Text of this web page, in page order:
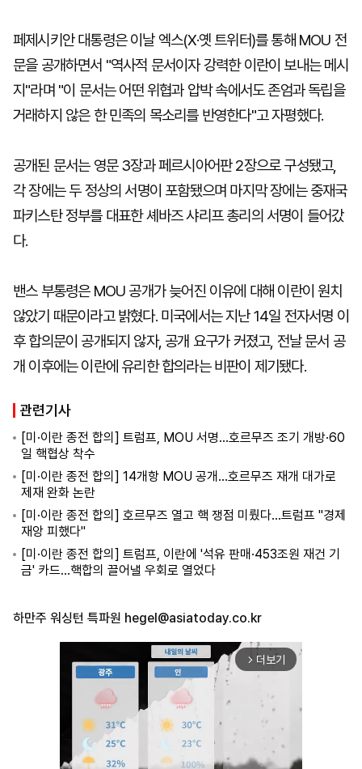
페제시키안 대통령은 이날 엑스(X·옛 트위터)를 통해 MOU 전
문을 공개하면서 "역사적 문서이자 강력한 이란이 보내는 메시
지"라며 "이 문서는 어떤 위협과 압박 속에서도 존엄과 독립을
거래하지 않은 한 민족의 목소리를 반영한다"고 자평했다.
공개된 문서는 영문 3장과 페르시아어판 2장으로 구성됐고,
각 장에는 두 정상의 서명이 포함됐으며 마지막 장에는 중재국
파키스탄 정부를 대표한 셰바즈 샤리프 총리의 서명이 들어갔
다.
밴스 부통령은 MOU 공개가 늦어진 이유에 대해 이란이 원치
않았기 때문이라고 밝혔다. 미국에서는 지난 14일 전자서명 이
후 합의문이 공개되지 않자, 공개 요구가 커졌고, 전날 문서 공
개 이후에는 이란에 유리한 합의라는 비판이 제기됐다.
관련기사
[미·이란 종전 합의] 트럼프, MOU 서명…호르무즈 조기 개방·60
일 핵협상 착수
[미·이란 종전 합의] 14개항 MOU 공개…호르무즈 재개 대가로
제재 완화 논란
[미·이란 종전 합의] 호르무즈 열고 핵 쟁점 미뤘다…트럼프 "경제
재앙 피했다"
[미·이란 종전 합의] 트럼프, 이란에 '석유 판매·453조원 재건 기
금' 카드…핵합의 끌어낼 우회로 열었다
하만주 워싱턴 특파원 hegel@asiatoday.co.kr
arrow_forward_ios 더보기